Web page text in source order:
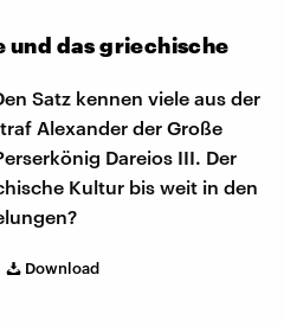
und das griechische
Satz kennen viele aus der
Alexander der Große
Dareios III. Der
Kultur bis weit in den
Download